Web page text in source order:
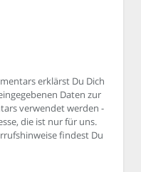
erklärst Du Dich
Daten zur
verwendet werden -
die ist nur für uns.
findest Du